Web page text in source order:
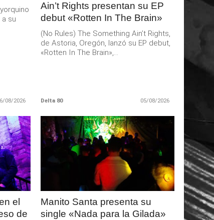
su
08/2026
Ain’t Rights presentan su EP
debut «Rotten In The Brain»
(No Rules) The Something Ain’t Rights,
de Astoria, Oregón, lanzó su EP debut,
«Rotten In The Brain»,...
Delta 80 05/08/2026
el
de
LEER
MAS
Manito Santa presenta su
single «Nada para la Gilada»